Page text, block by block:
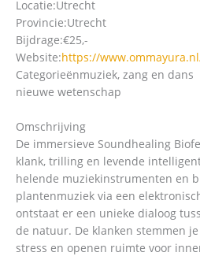
Locatie:Utrecht
Provincie:Utrecht
Bijdrage:€25,-
Website:https://
Categorieënmuziek, zang en dans
nieuwe wetenschap
Omschrijving
De immersieve Soundhealing
klank, trilling en levende
helende muziekinstrumenten en
plantenmuziek via een
ontstaat er een unieke dialoog
de natuur. De klanken stemmen
stress en openen ruimte voor